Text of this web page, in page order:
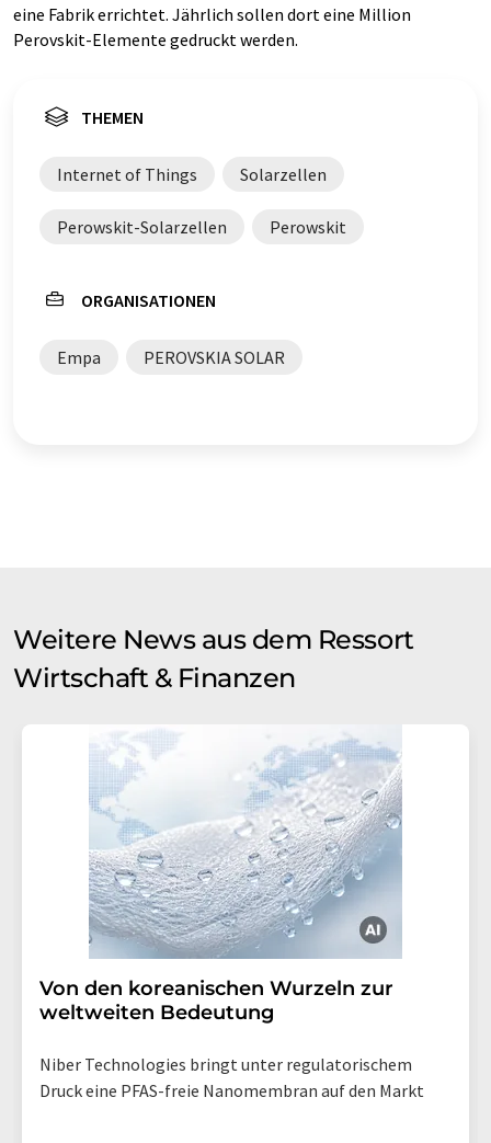
eine Fabrik errichtet. Jährlich sollen dort eine Million
Perovskit-Elemente gedruckt werden.
THEMEN
Internet of Things Solarzellen
Perowskit-Solarzellen Perowskit
ORGANISATIONEN
Empa PEROVSKIA SOLAR
Weitere News aus dem Ressort
Wirtschaft & Finanzen
Von den koreanischen Wurzeln zur
weltweiten Bedeutung
Niber Technologies bringt unter regulatorischem
Druck eine PFAS-freie Nanomembran auf den Markt